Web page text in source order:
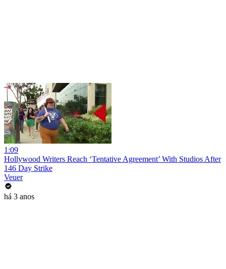
1:09
Hollywood Writers Reach ‘Tentative Agreement’ With Studios After
146 Day Strike
Veuer
há 3 anos